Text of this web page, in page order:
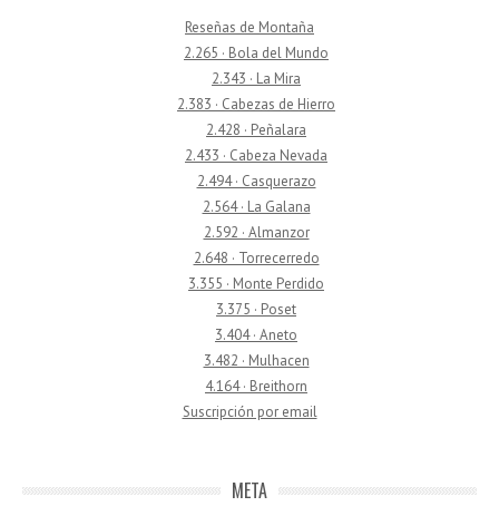
Reseñas de Montaña
2.265 · Bola del Mundo
2.343 · La Mira
2.383 · Cabezas de Hierro
2.428 · Peñalara
2.433 · Cabeza Nevada
2.494 · Casquerazo
2.564 · La Galana
2.592 · Almanzor
2.648 · Torrecerredo
3.355 · Monte Perdido
3.375 · Poset
3.404 · Aneto
3.482 · Mulhacen
4.164 · Breithorn
Suscripción por email
META